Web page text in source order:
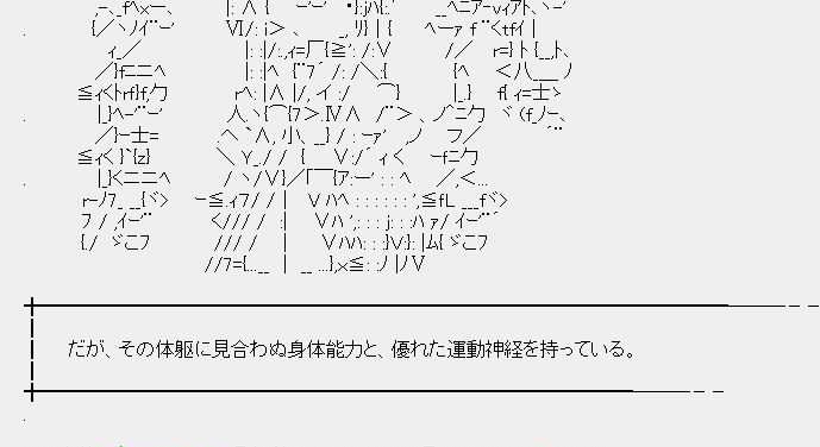
,-､_fﾍxー､ |: ∧ { ｰ'ｰ' ･}:jﾊ{:.′ __ﾍﾆｱ‐vｨｱﾄ､ヽ-'
. {／ヽﾉｲ¨ｰ' Ⅵ/: i＞ ､ _, ﾘ}│{ ﾍーｧ f ¨くtfｲ |
ｨ_／ |: :|/:.,ｨ=厂{≧': /:∨ /／ r=} ﾄ {__,ﾄ､
／}fﾆニﾍ |: :|ﾍ {¨7´ /: /＼:{ {ﾍ ＜八_＿ ﾉ
≦ｨくﾄrｆ}f,勹 rﾍ: |∧ |/, イ :/ ⌒} |_.} f{ ｨ=士ゝ
. |_}ﾍ-'¨ｰ' 人.ヽ{⌒{7＞.Ⅳ∧ /¨＞ 、ノ＾ﾆ勹 ヾ (f_ﾉｰ､
／}ｰ士= .ヘ `∧, 小、__} / : ｰｧ' ,ノ フ／ ´¨
≦ｨく }`{z} ＼ Ｙ_./ / { ∨:/´ ｨ く ｰｆﾆ勹
. |_}くニニﾍ / ヽ/∨}／｢￣{ｱ:ー' : : ﾍ ／,＜...
r-ﾉ7_ __{ヾ> ｰ≦.ｨ７/ /│ V ﾊﾍ : : : : : : ',≦ｆL ___fヾ>
ﾌ / ,ｲｰ'¨ く/// / :| ∨ﾊ ',: : : ｊ: : :ﾊ ｧ/ ｲｰ'¨´
{./ ゞこﾌ /// / | ∨ﾊﾊ: : :}Ｖ:}: |ﾑ{ ゞこﾌ
//7={...__ | __ ...},ｘ≦: :ﾉ |ﾉⅤ
╋━━━━━━━━━━━━━━━━━━━━━━━━━━━━━━━━━━━━───－－
┃ だが、その体躯に見合わぬ身体能力と、優れた運動神経を持っている。
╋━━━━━━━━━━━━━━━━━━━━━━━━━━━━━━━───－－